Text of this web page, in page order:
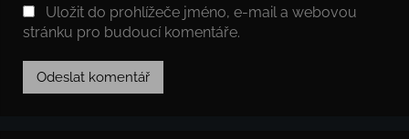
Uložit do prohlížeče jméno, e-mail a webovou
stránku pro budoucí komentáře.